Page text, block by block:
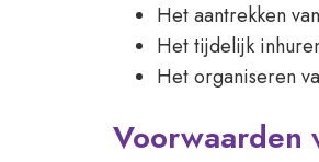
Het aantrekken
Het tijdelijk
Het organiseren
Voorwaarden